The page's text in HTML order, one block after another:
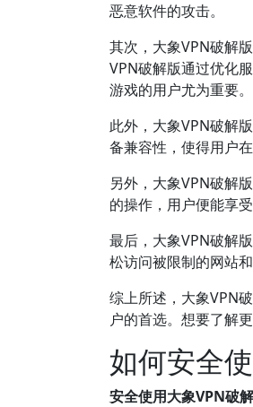
恶意软件的攻击。
其次，大象VPN破解
VPN破解版通过优化
游戏的用户尤为重要。
此外，大象VPN破解
备兼容性，使得用户
另外，大象VPN破解
的操作，用户便能享
最后，大象VPN破解
松访问被限制的网站
综上所述，大象VPN
户的首选。想要了解
如何安全
安全使用大象VPN破